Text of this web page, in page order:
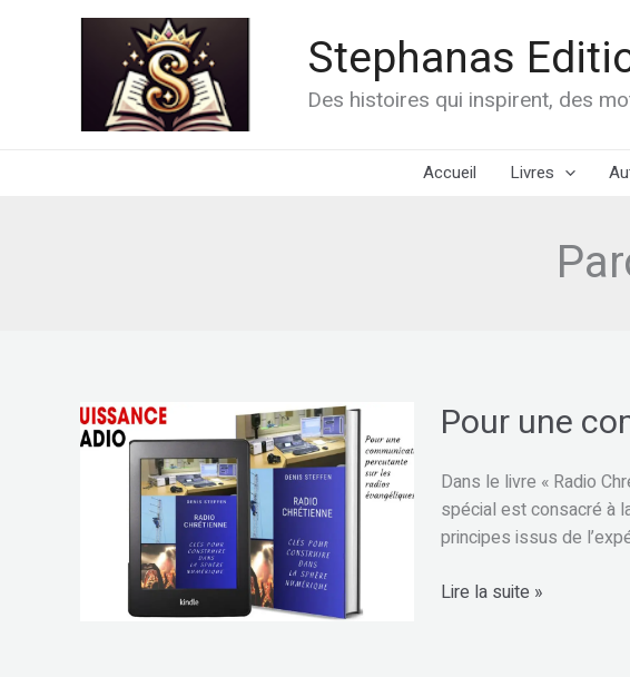
Stephanas
Des histoires qui inspirent, des
Accueil Livres
Pour une
Dans le livre « Radio
spécial est consacré à
principes issus de
Pour
une
communication
percutante
Lire la suite »